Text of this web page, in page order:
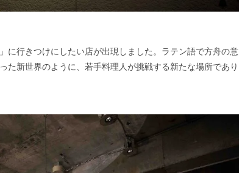
に行きつけにしたい店が出現しました。ラテン語で方舟の意
た新世界のように、若手料理人が挑戦する新たな場所であり